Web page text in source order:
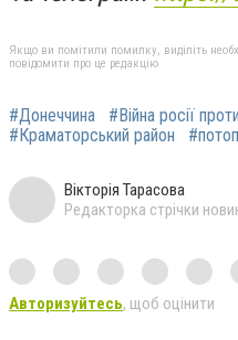
Якщо ви помітили помилку, виділіть
повідомити про це редакцію
#Донеччина
#Війна росії
#Краматорський район
Вікторія Тарасова
Редакторка стрічки
Авторизуйтесь, щоб оцінити